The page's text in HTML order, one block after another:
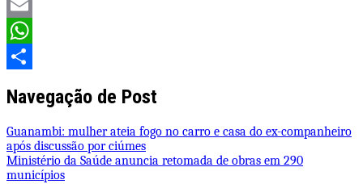
Twitter
Email
WhatsApp
Navegação de Post
Guanambi: mulher ateia fogo no carro e casa do ex-companheiro
após discussão por ciúmes
Ministério da Saúde anuncia retomada de obras em 290
municípios